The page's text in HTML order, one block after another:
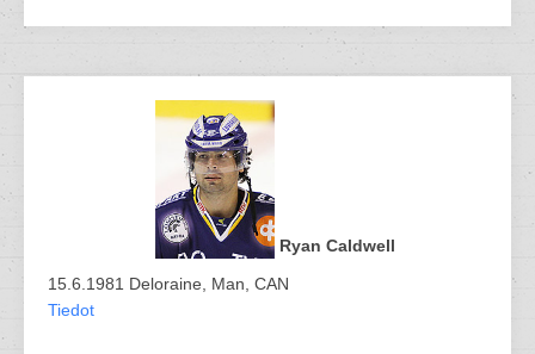
Ryan Caldwell
15.6.1981 Deloraine, Man, CAN
Tiedot